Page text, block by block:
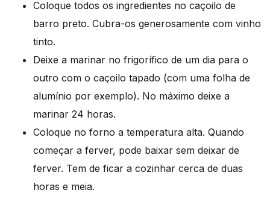
Coloque todos os ingredientes no caçoilo de
barro preto. Cubra-os generosamente com vinho
tinto.
Deixe a marinar no frigorífico de um dia para o
outro com o caçoilo tapado (com uma folha de
alumínio por exemplo). No máximo deixe a
marinar 24 horas.
Coloque no forno a temperatura alta. Quando
começar a ferver, pode baixar sem deixar de
ferver. Tem de ficar a cozinhar cerca de duas
horas e meia.